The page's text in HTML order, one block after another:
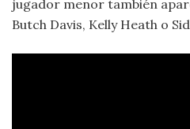
jugador menor también
Butch Davis, Kelly Heath o